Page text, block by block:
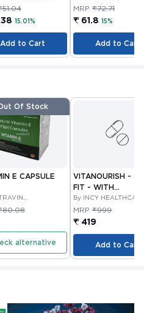
15.01%
Add to Cart
PHARMACEUTICALS
MRP ₹72.71
₹ 61.8 15%
Add to Cart
Of Stock
E CAPSULE
alternative
VITANOURISH -
FIT - WITH
GLUCOSAMINE &
BOSWELLIA FOR
JOINTS TABLET
By INCY
LTD
MRP ₹999
₹ 419
Add to Cart